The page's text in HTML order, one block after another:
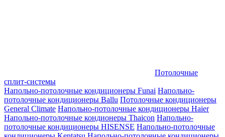
Потолочные
сплит-системы
Напольно-потолочные кондиционеры Funai Напольно-
потолочные кондиционеры Ballu Потолочные кондиционеры
General Climate Напольно-потолочные кондиционеры Haier
Напольно-потолочные кондионеры Thaicon Напольно-
потолочные кондиционеры HISENSE Напольно-потолочные